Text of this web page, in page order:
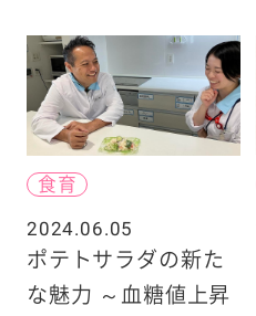
食育
2024.06.05
ポテトサラダの新た
な魅力 ～血糖値上昇